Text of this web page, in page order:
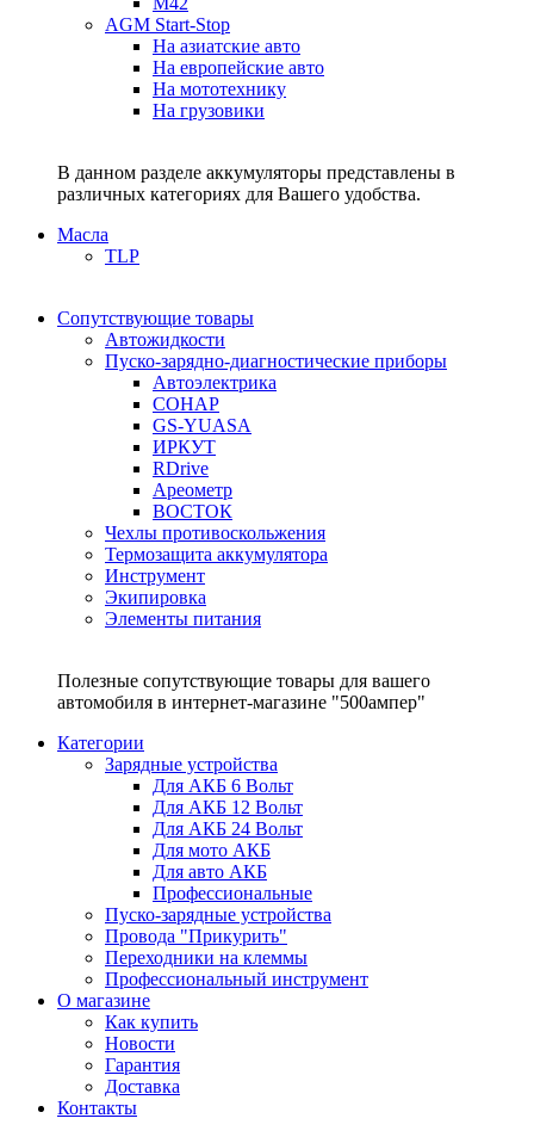
AGM Start-Stop
На азиатские авто
На европейские авто
На мототехнику
На грузовики
В данном разделе аккумуляторы представлены в
различных категориях для Вашего удобства.
Масла
TLP
Сопутствующие товары
Автожидкости
Пуско-зарядно-диагностические приборы
Автоэлектрика
СОНАР
GS-YUASA
ИРКУТ
RDrive
Ареометр
ВОСТОК
Чехлы противоскольжения
Термозащита аккумулятора
Инструмент
Экипировка
Элементы питания
Полезные сопутствующие товары для вашего
автомобиля в интернет-магазине "500ампер"
Категории
Зарядные устройства
Для АКБ 6 Вольт
Для АКБ 12 Вольт
Для АКБ 24 Вольт
Для мото АКБ
Для авто АКБ
Профессиональные
Пуско-зарядные устройства
Провода "Прикурить"
Переходники на клеммы
Профессиональный инструмент
О магазине
Как купить
Новости
Гарантия
Доставка
Контакты